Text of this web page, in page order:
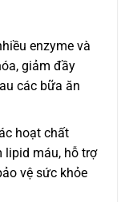
enzyme và
giảm đầy
các bữa ăn
hoạt chất
lipid máu, hỗ trợ
vệ sức khỏe